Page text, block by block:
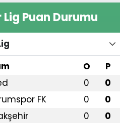
Lig Puan Durumu
O P
0 0
FK 0 0
0 0